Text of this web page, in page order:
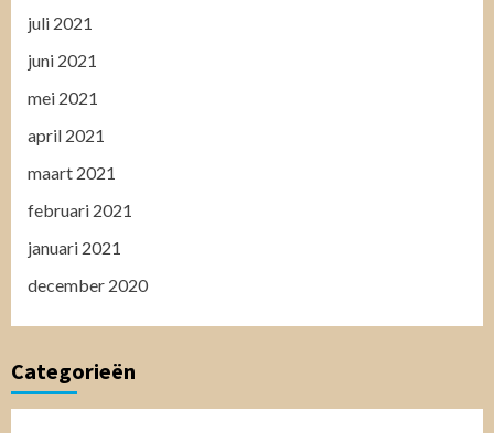
juli 2021
juni 2021
mei 2021
april 2021
maart 2021
februari 2021
januari 2021
december 2020
Categorieën